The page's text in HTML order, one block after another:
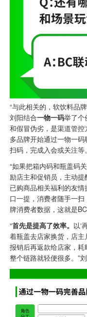
“与此相关的，软饮料品
刘阳结合一物一码举了个
和假冒伪劣，是渠道管
多品牌开始通过一物一
扫码，完成入会或关注等。
“如果把箱内码和瓶盖码
励店主和促销员，主动
已购商品相关福利的友
口一提，消费者随手一
牌消费者数据，这就是
“首先是提高了效率。 以‘
着瓶盖去店家换货，店
报销后再返款给店家，耗
整个链路就轻便很多。”刘